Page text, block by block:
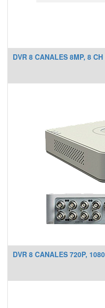
DVR 8 CANALES 8MP, 8
DVR 8 CANALES 720P,